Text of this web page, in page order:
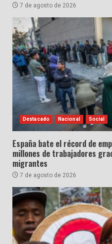
7 de agosto de 2026
Destacado Nacional Social
España bate el récord de
millones de trabajadores
migrantes
7 de agosto de 2026